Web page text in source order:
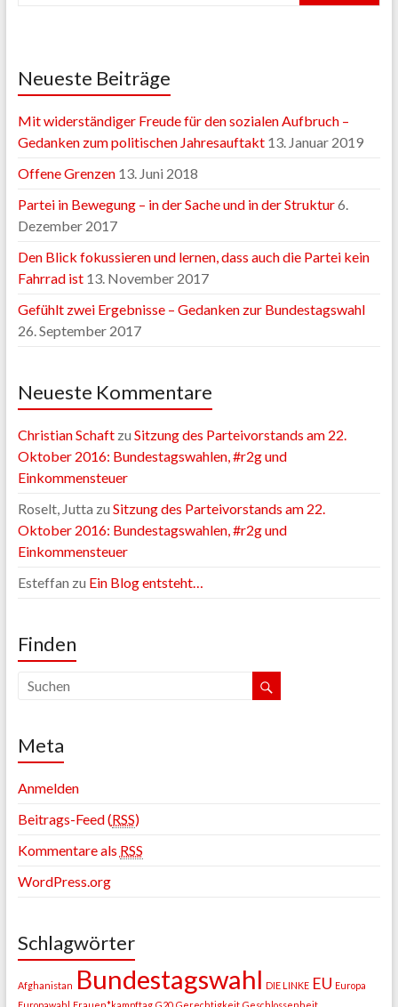
Neueste Beiträge
Mit widerständiger Freude für den sozialen Aufbruch –
Gedanken zum politischen Jahresauftakt 13. Januar 2019
Offene Grenzen 13. Juni 2018
Partei in Bewegung – in der Sache und in der Struktur6.
Dezember 2017
Den Blick fokussieren und lernen, dass auch die Partei kein
Fahrrad ist 13. November 2017
Gefühlt zwei Ergebnisse – Gedanken zur Bundestagswahl
26. September 2017
Neueste Kommentare
Christian Schaftzu Sitzung des Parteivorstands am 22.
Oktober 2016: Bundestagswahlen, #r2g und
Einkommensteuer
Roselt, Jutta zu Sitzung des Parteivorstands am 22.
Oktober 2016: Bundestagswahlen, #r2g und
Einkommensteuer
Esteffan zu Ein Blog entsteht…
Finden
Meta
Anmelden
Beitrags-Feed (RSS)
Kommentare als RSS
WordPress.org
Schlagwörter
Afghanistan Bundestagswahl DIE LINKE EU Europa